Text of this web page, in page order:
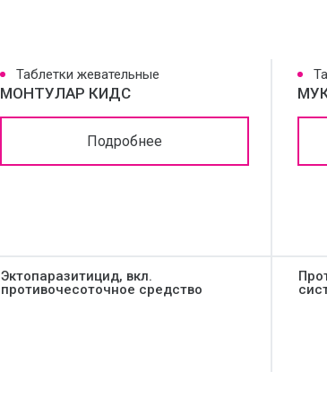
Таблетки жевательные
МОНТУЛАР КИДС
Подробнее
Эктопаразитицид, вкл.
противочесоточное средство